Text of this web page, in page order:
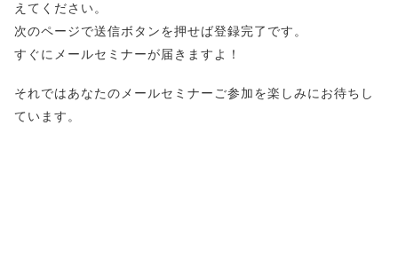
えてください。
次のページで送信ボタンを押せば登録完了です。
すぐにメールセミナーが届きますよ！
それではあなたのメールセミナーご参加を楽しみにお待ちし
ています。